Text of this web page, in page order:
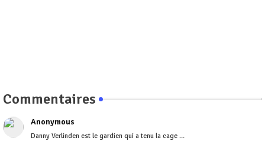
Commentaires
Anonymous
Danny Verlinden est le gardien qui a tenu la cage ...